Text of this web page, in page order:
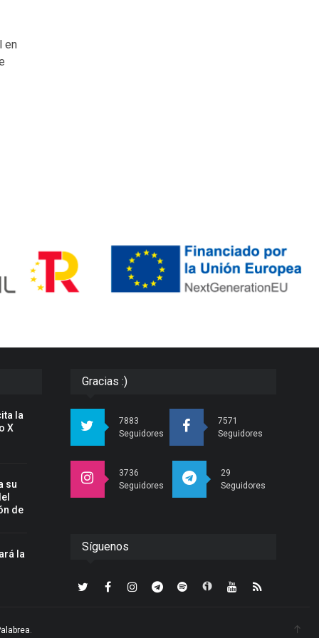
en
la
X
su
de
la
Gracias :)
7883
Seguidores
7571
Seguidores
3736
Seguidores
29
Seguidores
Síguenos
.